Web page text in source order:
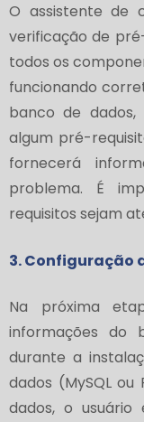
O assistente de
verificação de
todos os
funcionando
banco de
algum pré-
fornecerá
problema. É
requisitos sejam
3. Configuração
Na próxima
informações do
durante a
dados (MySQL
dados, o usuário